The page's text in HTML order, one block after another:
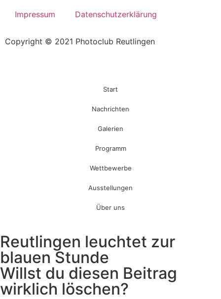
Impressum Datenschutzerklärung
Copyright © 2021 Photoclub Reutlingen
Start
Nachrichten
Galerien
Programm
Wettbewerbe
Ausstellungen
Über uns
Reutlingen leuchtet zur
blauen Stunde
Willst du diesen Beitrag
wirklich löschen?